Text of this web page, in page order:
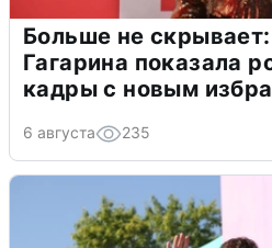
Больше не
Гагарина показала
кадры с новым
6 августа 235